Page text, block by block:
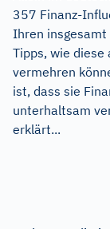
357 Finanz-
Ihren insgesamt
Tipps, wie diese
vermehren
ist, dass sie
unterhaltsam
erklärt...